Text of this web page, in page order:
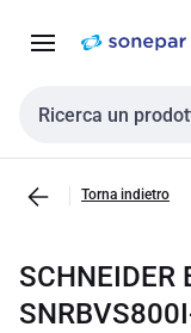
navigazione alla
Cerca input
Torna indietro
SCHNEIDER